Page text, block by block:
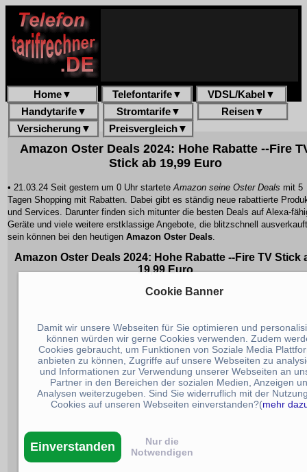
Home▼ Telefontarife▼ VDSL/Kabel ▼
Handytarife▼ Stromtarife▼ Reisen▼
Versicherung▼ Preisvergleich▼
Amazon Oster Deals 2024: Hohe Rabatte --Fire
Stick ab 19,99 Euro
• 21.03.24 Seit gestern um 0 Uhr starteteAmazon seine Oster Deals mit 5
Tagen Shopping mit Rabatten. Dabei gibt es ständig neue rabattierte
und Services. Darunter finden sich mitunter die besten Deals auf Alexa-
Geräte und viele weitere erstklassige Angebote, die blitzschnell ausverkauft
sein können bei den heutigen Amazon Oster Deals.
Amazon Oster Deals 2024: Hohe Rabatte --Fire TV Stick
19,99 Euro
Cookie Banner
Damit wir unsere Webseiten für Sie optimieren und
können würden wir gerne Cookies verwenden. Zudem
Cookies gebraucht, um Funktionen von Soziale Media
anbieten zu können, Zugriffe auf unsere Webseiten zu
und Informationen zur Verwendung unserer Webseiten an
Partner in den Bereichen der sozialen Medien, Anzeigen
Analysen weiterzugeben. Sind Sie widerruflich mit der
Cookies auf unseren Webseiten einverstanden?(mehr
Einverstanden
Nur die
Notwendigen